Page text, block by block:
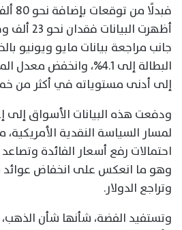
أظهرت
جانب مراجعة بيانات مايو ويونيو
البطالة إلى 4.1%،
إلى أدنى مستوياته في أكثر من
ودفعت هذه البيانات الأسواق إلى
لمسار السياسة النقدية
احتمالات رفع أسعار الفائدة
وهو ما انعكس على انخفاض عوائد
وتراجع الدولار.
وتستفيد الفضة، شأنها شأن